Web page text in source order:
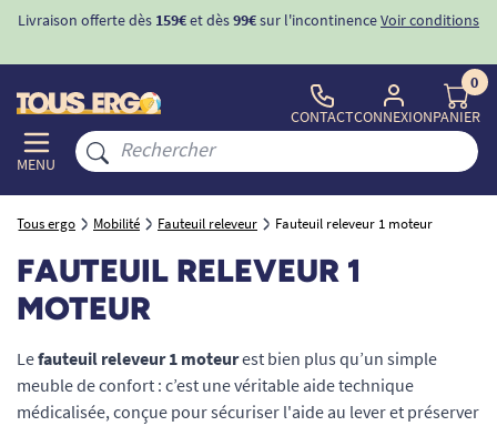
-10%avec le code "BIENVENUE" pourla 1ère commande
MENU
CONTACTCONNEXION
0
PANIER
Tous ergo Mobilité Fauteuil releveur Fauteuil releveur 1 moteur
FAUTEUIL RELEVEUR 1
MOTEUR
Lefauteuil releveur 1 moteurest bien plus qu’un simple
meuble de confort : c’est une véritable aide technique
médicalisée, conçue pour sécuriser l'aide au lever et préserver